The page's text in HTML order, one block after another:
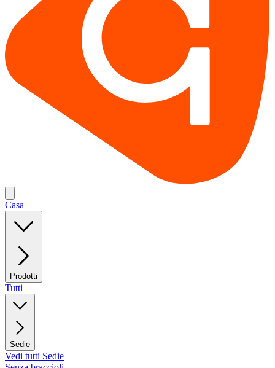
Casa
Prodotti
Tutti
Sedie
Vedi tutti Sedie